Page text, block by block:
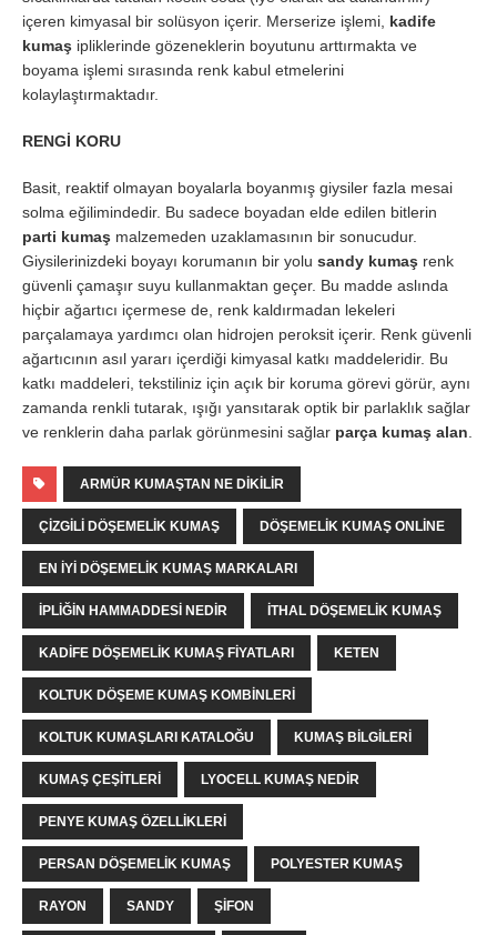
içeren kimyasal bir solüsyon içerir. Merserize işlemi, kadife
kumaş ipliklerinde gözeneklerin boyutunu arttırmakta ve
boyama işlemi sırasında renk kabul etmelerini
kolaylaştırmaktadır.
RENGİ KORU
Basit, reaktif olmayan boyalarla boyanmış giysiler fazla mesai
solma eğilimindedir. Bu sadece boyadan elde edilen bitlerin
parti kumaş malzemeden uzaklamasının bir sonucudur.
Giysilerinizdeki boyayı korumanın bir yolu sandy kumaş renk
güvenli çamaşır suyu kullanmaktan geçer. Bu madde aslında
hiçbir ağartıcı içermese de, renk kaldırmadan lekeleri
parçalamaya yardımcı olan hidrojen peroksit içerir. Renk güvenli
ağartıcının asıl yararı içerdiği kimyasal katkı maddeleridir. Bu
katkı maddeleri, tekstiliniz için açık bir koruma görevi görür, aynı
zamanda renkli tutarak, ışığı yansıtarak optik bir parlaklık sağlar
ve renklerin daha parlak görünmesini sağlar parça kumaş alan
ARMÜR KUMAŞTAN NE DIKILIR
ÇIZGILI DÖŞEMELIK KUMAŞ DÖŞEMELIK KUMAŞ ONLINE
EN IYI DÖŞEMELIK KUMAŞ MARKALARI
IPLIĞIN HAMMADDESI NEDIR ITHAL DÖŞEMELIK KUMAŞ
KADIFE DÖŞEMELIK KUMAŞ FIYATLARI KETEN
KOLTUK DÖŞEME KUMAŞ KOMBINLERI
KOLTUK KUMAŞLARI KATALOĞU KUMAŞ BILGILERI
KUMAŞ ÇEŞITLERI LYOCELL KUMAŞ NEDIR
PENYE KUMAŞ ÖZELLIKLERI
PERSAN DÖŞEMELIK KUMAŞ POLYESTER KUMAŞ
RAYON SANDY ŞIFON